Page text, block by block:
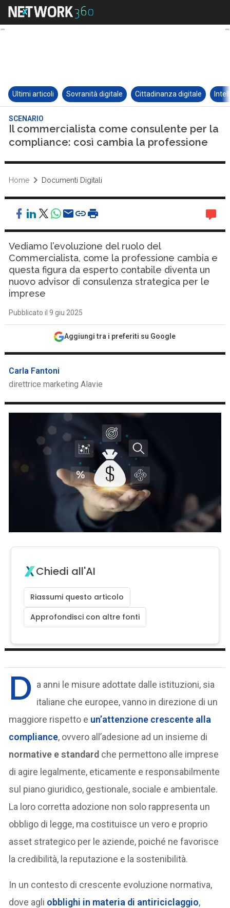
Ultimi articoli Sovranità digitale Cittadinanza digitale
SCENARIO
Il commercialista come consulente per la
compliance: così cambia la professione
Home Documenti Digitali
Vediamo l’evoluzione del ruolo del
Commercialista, come la professione cambia e
questa figura da esperto contabile diventa un
nuovo advisor di consulenza strategica per le
imprese
Pubblicato il 9 giu 2025
Aggiungi tra i preferiti su Google
Carla Fantoni
direttrice marketing Alavie
Chiedi all'AI
Riassumi questo articolo
Approfondisci con altre fonti
D a anni le misure adottate dalle istituzioni, sia
italiane che europee, vanno in direzione di un
maggiore rispetto e un’attenzione crescente alla
compliance, ovvero all’adesione ad un insieme di
normative e standard che permettono alle imprese
di agire legalmente, eticamente e responsabilmente
sul piano giuridico, gestionale, sociale e ambientale.
La loro corretta adozione non solo rappresenta un
obbligo di legge, ma costituisce un vero e proprio
asset strategico per le aziende, poiché ne favorisce
la credibilità, la reputazione e la sostenibilità.
In un contesto di crescente evoluzione normativa,
dove agli obblighi in materia di antiriciclaggio,